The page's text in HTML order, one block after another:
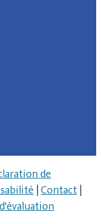
de
|Contact|